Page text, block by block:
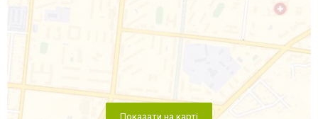
Показати на карті